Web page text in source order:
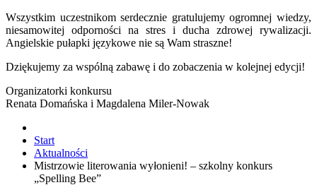
Wszystkim uczestnikom serdecznie gratulujemy ogromnej wiedzy,
niesamowitej odporności na stres i ducha zdrowej rywalizacji.
Angielskie pułapki językowe nie są Wam straszne!
Dziękujemy za wspólną zabawę i do zobaczenia w kolejnej edycji!
Organizatorki konkursu
Renata Domańska i Magdalena Miler-Nowak
Start
Aktualności
Mistrzowie literowania wyłonieni! – szkolny konkurs
„Spelling Bee”